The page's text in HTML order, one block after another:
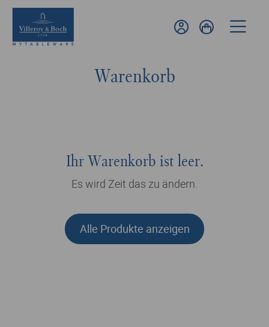
Warenkorb
Ihr Warenkorb ist leer.
Es wird Zeit das zu ändern.
Alle Produkte anzeigen